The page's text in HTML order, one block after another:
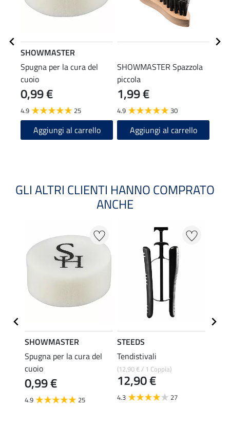
SHOWMASTER
Spugna per la cura del
cuoio
0,99 €
4.9 25
Aggiungi al carrello
SHOWMASTER Spazzola
piccola
1,99 €
4.9 30
Aggiungi al carrello
GLI ALTRI CLIENTI HANNO COMPRATO
ANCHE
SHOWMASTER
Spugna per la cura del
cuoio
0,99 €
4.9 25
STEEDS
Tendistivali
(12,90 € / 1 Coppia)
12,90 €
4.3 27